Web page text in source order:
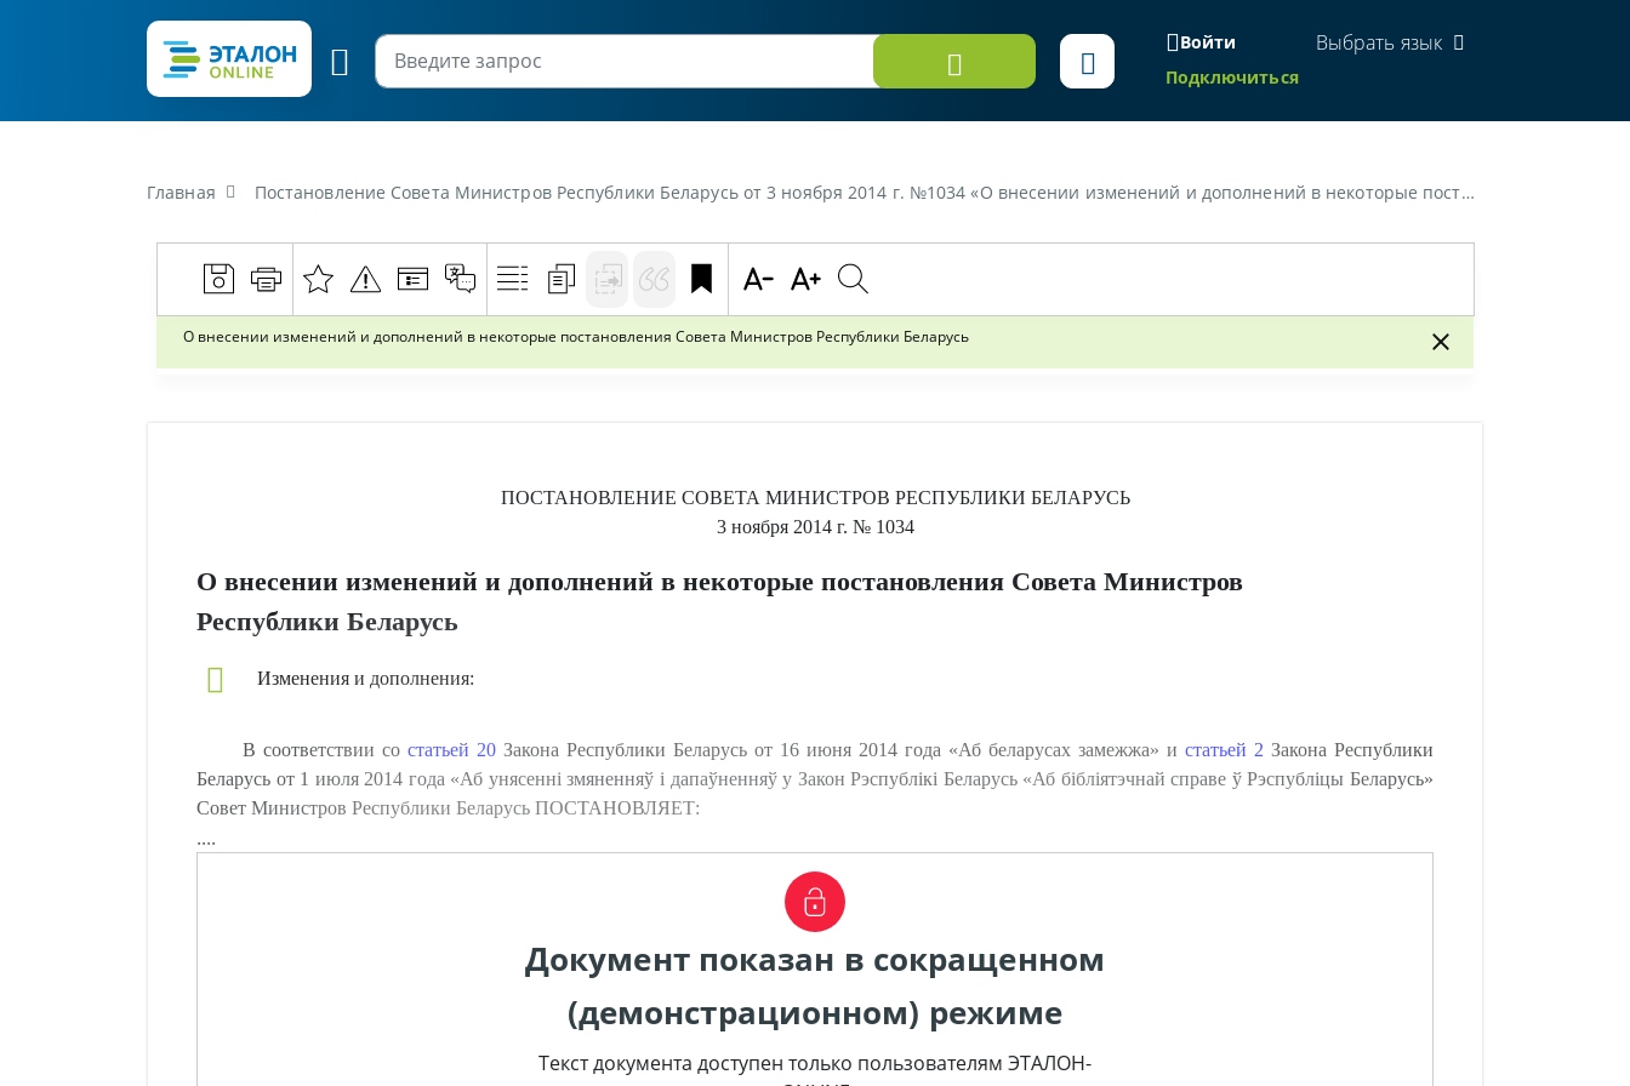
Войти
Подключиться
Выбрать язык
Главная Постановление Совета Министров Республики Беларусь от 3 ноября 2014 г. №1034 «О внесении изменений и дополнений в некоторые постановления Совета Министров Республики Беларусь»
О внесении изменений и дополнений в некоторые постановления Совета Министров Республики Беларусь
ПОСТАНОВЛЕНИЕ СОВЕТА МИНИСТРОВ РЕСПУБЛИКИ БЕЛАРУСЬ
3 ноября 2014 г. № 1034
О внесении изменений и дополнений в некоторые постановления Совета Министров
Республики Беларусь
Изменения и дополнения:
В соответствии со статьей 20Закона Республики Беларусь от 16 июня 2014 года «Аб беларусах замежжа» и статьей 2 Закона Республики
Беларусь от 1 июля 2014 года «Аб унясенні змяненняў i дапаўненняў у Закон Рэспублікі Беларусь «Аб бібліятэчнай справе ў Рэспубліцы Беларусь»
Совет Министров Республики Беларусь ПОСТАНОВЛЯЕТ:
....
Документ показан в сокращенном
(демонстрационном) режиме
Текст документа доступен только пользователям ЭТАЛОН-